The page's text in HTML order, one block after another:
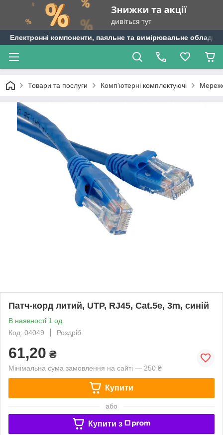
Електронні компоненти, паяльне та вимірювальне
Товари та послуги Комп'ютерні комплектуючі
Патч-корд литий, UTP, RJ45, Cat.5e, 3m, синій
В наявності 1 од.
Код: 04049
Роздріб
61,20 ₴
Мінімальна сума замовлення на сайті — 250 ₴
Купити
або
Купити з